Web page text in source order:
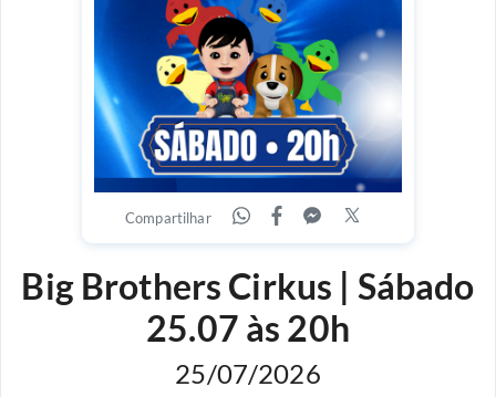
Compartilhar
Big Brothers Cirkus | Sábado
25.07 às 20h
25/07/2026